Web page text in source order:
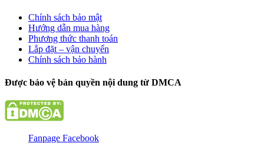
Chính sách bảo mật
Hướng dẫn mua hàng
Phương thức thanh toán
Lắp đặt – vận chuyển
Chính sách bảo hành
Được bảo vệ bản quyền nội dung từ DMCA
Fanpage Facebook